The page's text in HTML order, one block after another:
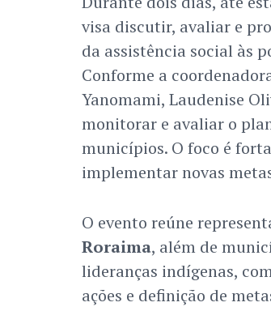
visa discutir, avaliar e
da assistência social às
Conforme a
Yanomami, Laudenise
monitorar e avaliar o
municípios. O foco é
implementar novas
O evento reúne
Roraima, além de
lideranças indígenas,
ações e definição de